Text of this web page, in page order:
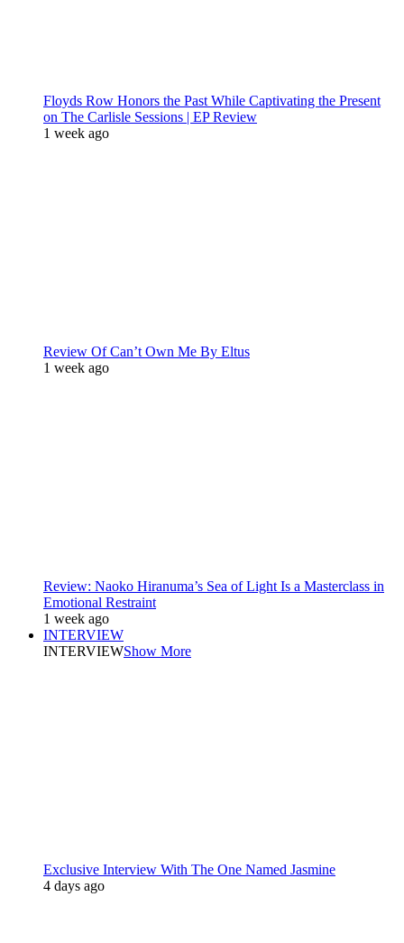
Floyds Row Honors the Past While Captivating the Present
on The Carlisle Sessions | EP Review
1 week ago
Review Of Can’t Own Me By Eltus
1 week ago
Review: Naoko Hiranuma’s Sea of Light Is a Masterclass in
Emotional Restraint
1 week ago
INTERVIEW
INTERVIEWShow More
Exclusive Interview With The One Named Jasmine
4 days ago